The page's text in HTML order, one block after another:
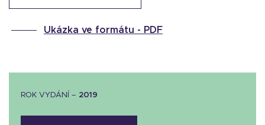
Ukázka ve formátu - PDF
ROK VYDÁNÍ – 2019